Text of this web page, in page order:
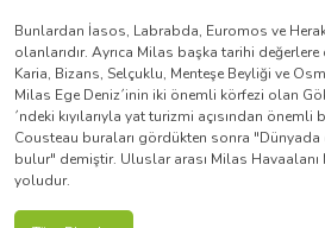
Bunlardan İasos, Labrabda, Euromos ve
olanlarıdır. Ayrıca Milas başka tarihi
Karia, Bizans, Selçuklu, Menteşe Beyliği ve
Milas Ege Deniz´inin iki önemli körfezi olan
´ndeki kıyılarıyla yat turizmi açısından
Cousteau buraları gördükten sonra "Dünyada
bulur" demiştir. Uluslar arası Milas Havaalanı
yoludur.